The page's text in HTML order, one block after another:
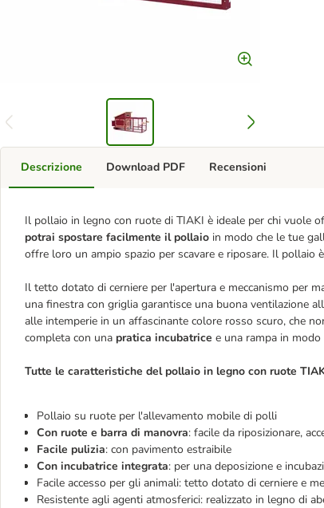
Descrizione
Il pollaio in legno con ruote di TIAKI è ideale per chi vuole
potrai spostare facilmente il pollaio in modo che le tue
offre loro un ampio spazio per scavare e riposare. Il
Il tetto dotato di cerniere per l'apertura e meccanismo per
una finestra con griglia garantisce una buona ventilazione
alle intemperie in un affascinante colore rosso scuro, che
completa con una pratica incubatrice e una rampa in
Tutte le caratteristiche del pollaio in legno con ruote
Pollaio su ruote per l'allevamento mobile di polli
Con ruote e barra di manovra: facile da riposizionare,
Facile pulizia: con pavimento estraibile
Con incubatrice integrata: per una deposizione e
Facile accesso per gli animali: tetto dotato di cerniere e
Resistente agli agenti atmosferici: realizzato in legno di
Download PDF Recensioni